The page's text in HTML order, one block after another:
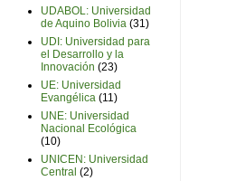
UDABOL: Universidad
de Aquino Bolivia (31)
UDI: Universidad para
el Desarrollo y la
Innovación (23)
UE: Universidad
Evangélica (11)
UNE: Universidad
Nacional Ecológica
(10)
UNICEN: Universidad
Central (2)